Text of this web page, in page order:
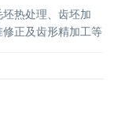
热处理、齿坯加
正及齿形精加工等